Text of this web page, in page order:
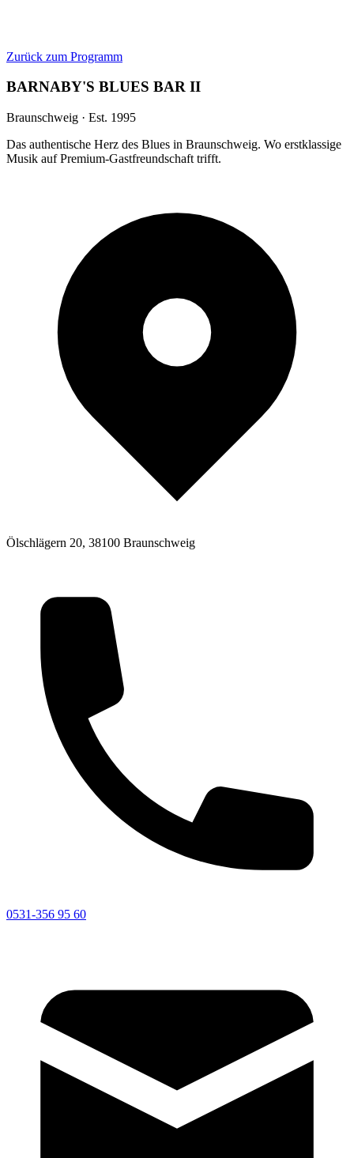
Zurück zum Programm
BARNABY'S BLUES BAR II
Braunschweig · Est. 1995
Das authentische Herz des Blues in Braunschweig. Wo erstklassige
Musik auf Premium-Gastfreundschaft trifft.
Ölschlägern 20, 38100 Braunschweig
0531-356 95 60